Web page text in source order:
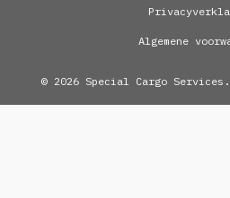
Algemene
© 2026 Special Cargo